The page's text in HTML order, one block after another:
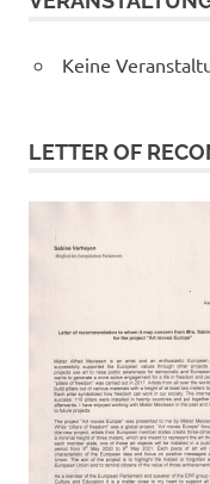
Keine
LETTER OF